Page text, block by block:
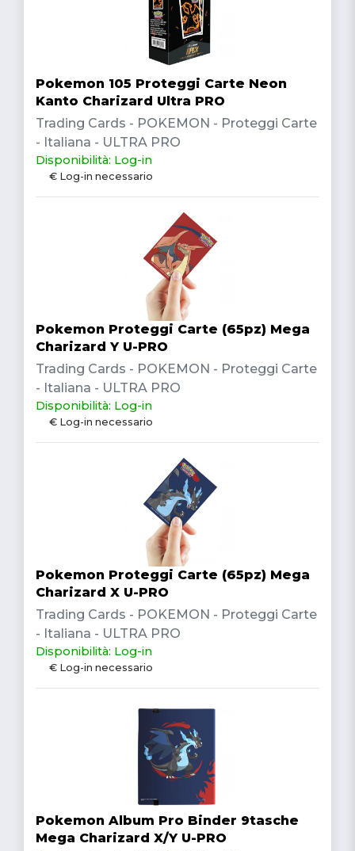
Pokemon 105 Proteggi Carte Neon
Kanto Charizard Ultra PRO
Trading Cards - POKEMON - Proteggi Carte
- Italiana - ULTRA PRO
Disponibilità: Log-in
€ Log-in necessario
Pokemon Proteggi Carte (65pz) Mega
Charizard Y U-PRO
Trading Cards - POKEMON - Proteggi Carte
- Italiana - ULTRA PRO
Disponibilità: Log-in
€ Log-in necessario
Pokemon Proteggi Carte (65pz) Mega
Charizard X U-PRO
Trading Cards - POKEMON - Proteggi Carte
- Italiana - ULTRA PRO
Disponibilità: Log-in
€ Log-in necessario
Pokemon Album Pro Binder 9tasche
Mega Charizard X/Y U-PRO